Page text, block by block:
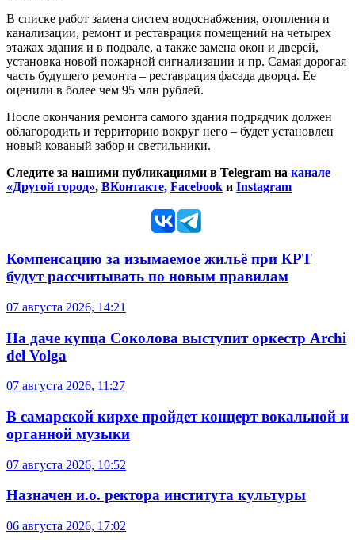
В списке работ замена систем водоснабжения, отопления и
канализации, ремонт и реставрация помещений на четырех
этажах здания и в подвале, а также замена окон и дверей,
установка новой пожарной сигнализации и пр. Самая дорогая
часть будущего ремонта – реставрация фасада дворца. Ее
оценили в более чем 95 млн рублей.
После окончания ремонта самого здания подрядчик должен
облагородить и территорию вокруг него – будет установлен
новый кованый забор и светильники.
Следите за нашими публикациями в Telegram на канале
«Другой город», ВКонтакте, Facebook и Instagram
Компенсацию за изымаемое жильё при КРТ
будут рассчитывать по новым правилам
07 августа 2026, 14:21
На даче купца Соколова выступит оркестр Archi
del Volga
07 августа 2026, 11:27
В самарской кирхе пройдет концерт вокальной и
органной музыки
07 августа 2026, 10:52
Назначен и.о. ректора института культуры
06 августа 2026, 17:02